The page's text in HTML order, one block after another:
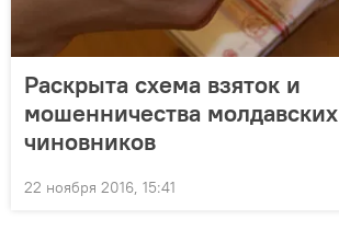
Раскрыта схема взяток и
мошенничества молдавских
чиновников
22 ноября 2016, 15:41